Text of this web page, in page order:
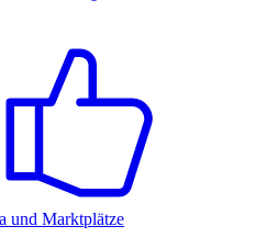
und Marktplätze